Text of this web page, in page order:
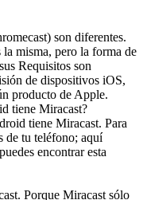
son diferentes.
misma, pero la forma de
Requisitos son
de dispositivos iOS,
producto de Apple.
tiene Miracast?
tiene Miracast. Para
de tu teléfono; aquí
encontrar esta
Porque Miracast sólo